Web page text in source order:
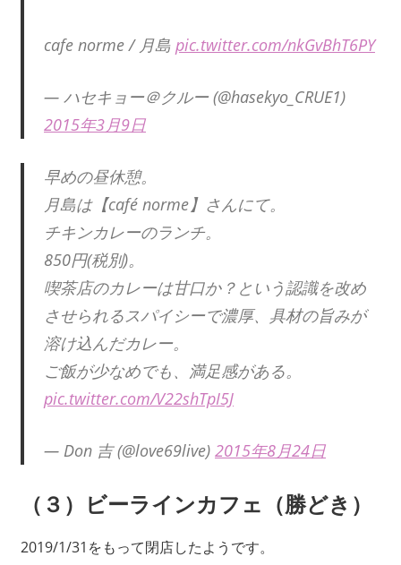
cafe norme / 月島 pic.twitter.com/nkGvBhT6PY
— ハセキョー＠クルー (@hasekyo_CRUE1)
2015年3月9日
早めの昼休憩。
月島は【café norme】さんにて。
チキンカレーのランチ。
850円(税別)。
喫茶店のカレーは甘口か？という認識を改め
させられるスパイシーで濃厚、具材の旨みが
溶け込んだカレー。
ご飯が少なめでも、満足感がある。
pic.twitter.com/V22shTpI5J
— Don 吉 (@love69live) 2015年8月24日
（３）ビーラインカフェ（勝どき）
2019/1/31をもって閉店したようです。